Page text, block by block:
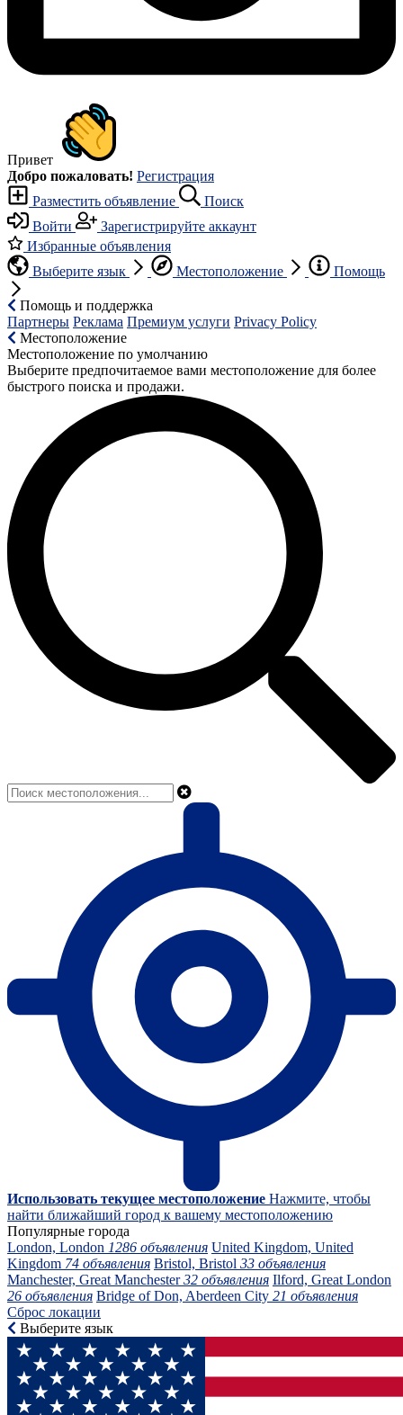
Привет
Добро пожаловать! Регистрация
Разместить объявление
Поиск
Войти
Зарегистрируйте аккаунт
Избранные объявления
Выберите язык
Местоположение Помощь
Помощь и поддержка
Партнеры Реклама Премиум услуги Privacy Policy
Местоположение
Местоположение по умолчанию
Выберите предпочитаемое вами местоположение для более
быстрого поиска и продажи.
Использовать текущее местоположение Нажмите, чтобы
найти ближайший город к вашему местоположению
Популярные города
London, London 1286 объявления United Kingdom, United
Kingdom 74 объявления Bristol, Bristol 33 объявления
Manchester, Great Manchester32 объявления Ilford, Great London
26 объявления Bridge of Don, Aberdeen City 21 объявления
Сброс локации
Выберите язык